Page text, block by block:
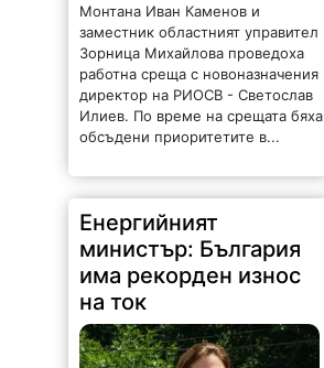
Монтана Иван Каменов и
заместник областният управител
Зорница Михайлова проведоха
работна среща с новоназначения
директор на РИОСВ - Светослав
Илиев. По време на срещата бяха
обсъдени приоритетите в...
Енергийният
министър: България
има рекорден износ
на ток